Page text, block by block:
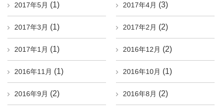
2017年5月 (1) 2017年4月 (3)
2017年3月 (1) 2017年2月 (2)
2017年1月 (1) 2016年12月 (2)
2016年11月 (1) 2016年10月 (1)
2016年9月 (2) 2016年8月 (2)